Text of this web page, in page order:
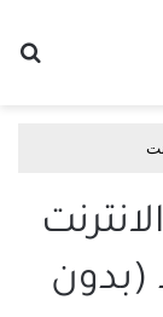
(بدون